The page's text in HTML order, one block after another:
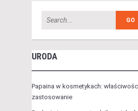
URODA
Papaina w kosmetykach:
zastosowanie